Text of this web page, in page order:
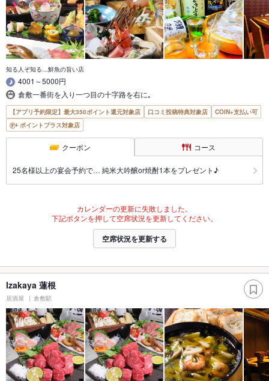
知る人ぞ知る…鮮魚の旨い店
4001～5000円
倉敷一番街を入り一つ目の十字路を右に｡
【アプリ予約限定】最大350ポイント還元対象店 口コミ投稿特典対象店
COIN+支払い可
ポイントプラス対象店
クーポン コース
25名様以上の宴会予約で… 純米大吟醸or焼酎1本をプレゼント♪
カレンダーの更新に失敗しました。
下記ボタンを押して空席状況を更新してください。
空席状況を更新する
Izakaya 蓮根
居酒屋 倉敷駅